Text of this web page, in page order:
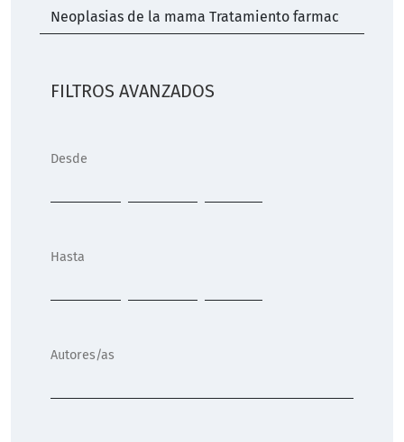
FILTROS AVANZADOS
Desde
Hasta
Autores/as